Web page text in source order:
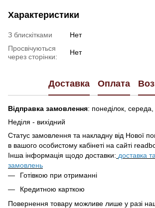
Характеристики
З блискітками
Нет
Просвічуються
через сторінки:
Нет
Доставка Оплата
Відправка замовлення: понеділок,
Неділя - вихідний
Статус замовлення та накладну від Нової
в вашого особистому кабінеті на сайті
Інша інформація щодо доставки: доставка
замовлень
Готівкою при отриманні
Кредитною карткою
Повернення товару можливе лише у разі